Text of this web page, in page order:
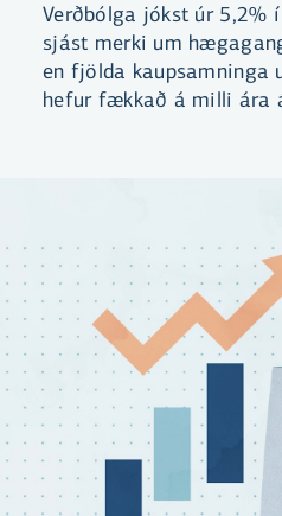
Verðbólga jókst úr 5,2%
sjást merki um
en fjölda kaupsamninga
hefur fækkað á milli ára